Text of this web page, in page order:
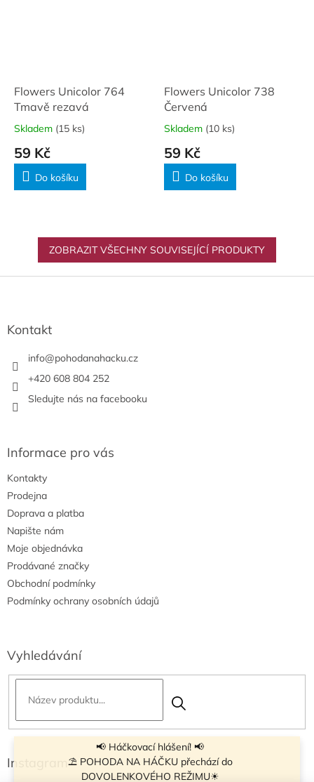
📢 Háčkovací hlášení! 📢
⛱ POHODA NA HÁČKU přechází do
DOVOLENKOVÉHO REŽIMU☀
Flowers Unicolor 764
Tmavě rezavá
Skladem (15 ks)
59 Kč
Do košíku
Flowers Unicolor 738
Červená
Skladem (10 ks)
59 Kč
Do košíku
ZOBRAZIT VŠECHNY SOUVISEJÍCÍ PRODUKTY
Kontakt
info@pohodanahacku.cz
+420 608 804 252
Sledujte nás na facebooku
Informace pro vás
Kontakty
Prodejna
Doprava a platba
Napište nám
Moje objednávka
Prodávané značky
Obchodní podmínky
Podmínky ochrany osobních údajů
Vyhledávání
Instagram